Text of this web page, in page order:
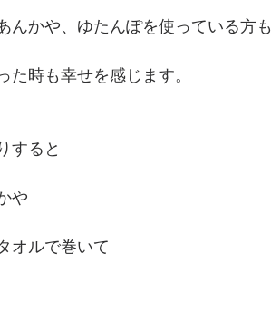
んかや、ゆたんぽを使っている方も
時も幸せを感じます。
すると
や
オルで巻いて